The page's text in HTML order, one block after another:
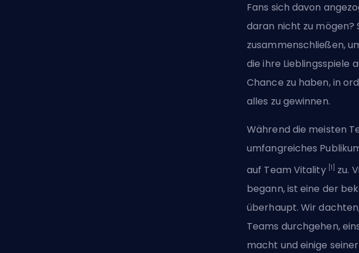
Fans sich davon
daran nicht zu mögen?
zusammenschließen,
die ihre Lieblingsspiele
Chance zu haben, in
alles zu gewinnen.
Während die meisten
umfangreiches
auf Team Vitality [1]
zu.
begann, ist eine der
überhaupt. Wir
Teams durchgehen,
macht und einige